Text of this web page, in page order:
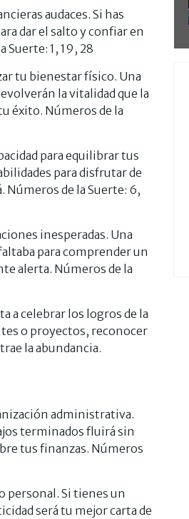
audaces. Si has
dar el salto y confiar en
1, 19, 28
tu bienestar físico. Una
la vitalidad que la
éxito. Números de la
para equilibrar tus
para disfrutar de
de la Suerte: 6,
inesperadas. Una
para comprender un
alerta. Números de la
a celebrar los logros de la
o proyectos, reconocer
la abundancia.
administrativa.
terminados fluirá sin
tus finanzas. Números
personal. Si tienes un
será tu mejor carta de